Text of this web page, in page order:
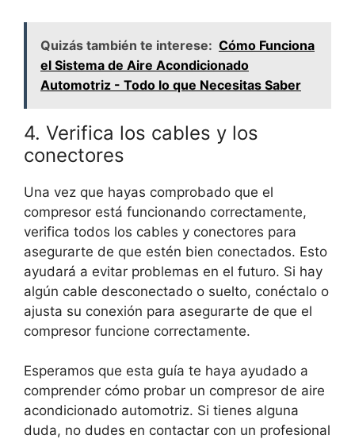
Quizás también te interese: Cómo Funciona
el Sistema de Aire Acondicionado
Automotriz - Todo lo que Necesitas Saber
4. Verifica los cables y los
conectores
Una vez que hayas comprobado que el
compresor está funcionando correctamente,
verifica todos los cables y conectores para
asegurarte de que estén bien conectados. Esto
ayudará a evitar problemas en el futuro. Si hay
algún cable desconectado o suelto, conéctalo o
ajusta su conexión para asegurarte de que el
compresor funcione correctamente.
Esperamos que esta guía te haya ayudado a
comprender cómo probar un compresor de aire
acondicionado automotriz. Si tienes alguna
duda, no dudes en contactar con un profesional